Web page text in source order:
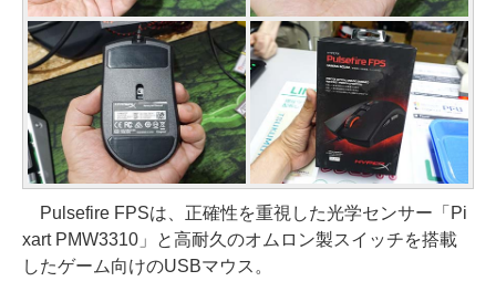
Pulsefire FPSは、正確性を重視した光学センサー「Pi
xart PMW3310」と高耐久のオムロン製スイッチを搭載
したゲーム向けのUSBマウス。